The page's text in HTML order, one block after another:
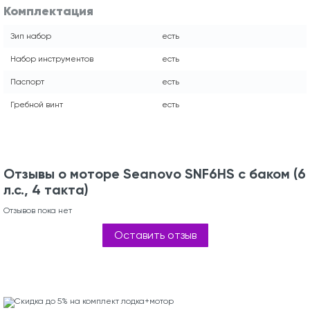
Комплектация
Зип набор есть
Набор инструментов есть
Паспорт есть
Гребной винт есть
Отзывы о моторе Seanovo SNF6HS с баком (6
л.с., 4 такта)
Отзывов пока нет
Оставить отзыв